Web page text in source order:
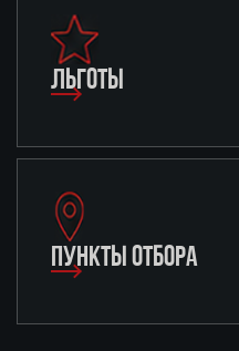
ЛЬГОТЫ
ПУНКТЫ ОТБОРА